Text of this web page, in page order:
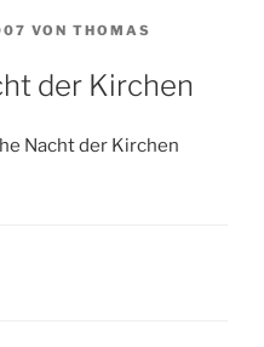
VON THOMAS
der Kirchen
Nacht der Kirchen